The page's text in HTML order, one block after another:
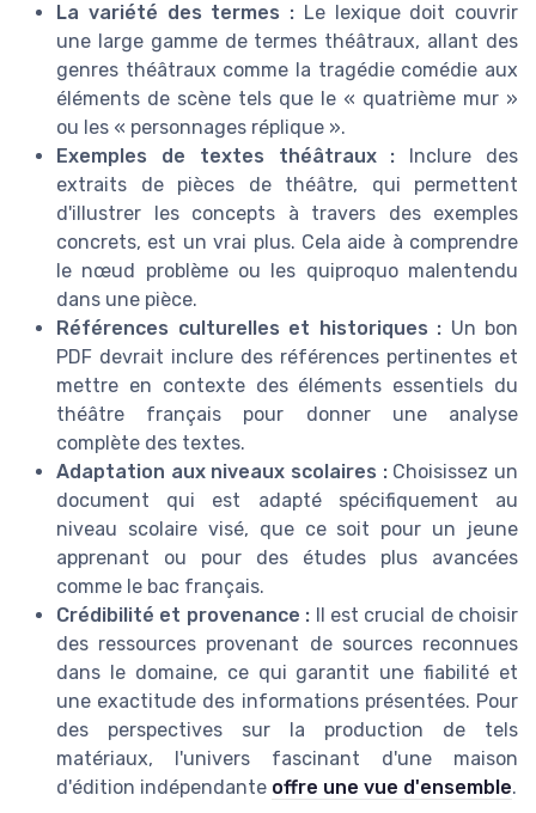
La variété des termes : Le lexique doit couvrir
une large gamme de termes théâtraux, allant des
genres théâtraux comme la tragédie comédie aux
éléments de scène tels que le « quatrième mur »
ou les « personnages réplique ».
Exemples de textes théâtraux : Inclure des
extraits de pièces de théâtre, qui permettent
d'illustrer les concepts à travers des exemples
concrets, est un vrai plus. Cela aide à comprendre
le nœud problème ou les quiproquo malentendu
dans une pièce.
Références culturelles et historiques : Un bon
PDF devrait inclure des références pertinentes et
mettre en contexte des éléments essentiels du
théâtre français pour donner une analyse
complète des textes.
Adaptation aux niveaux scolaires :Choisissez un
document qui est adapté spécifiquement au
niveau scolaire visé, que ce soit pour un jeune
apprenant ou pour des études plus avancées
comme le bac français.
Crédibilité et provenance : Il est crucial de choisir
des ressources provenant de sources reconnues
dans le domaine, ce qui garantit une fiabilité et
une exactitude des informations présentées. Pour
des perspectives sur la production de tels
matériaux, l'univers fascinant d'une maison
d'édition indépendante offre une vue d'ensemble.